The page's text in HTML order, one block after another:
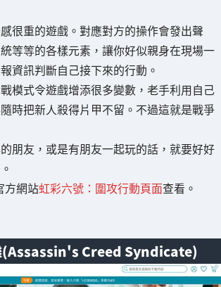
很重的遊戲。對應對方的操作會發出聲
等等的各樣元素，讓你好似親身在現場一
資訊判斷自己接下來的行動。
模式令遊戲增添很多變數，老手利用自己
時把新人殺得片甲不留。不過這就是戰爭
朋友，或是有朋友一起玩的話，就要好好
方網站虹彩六號：圍攻行動頁面查看。
(Assassin's Creed Syndicate)